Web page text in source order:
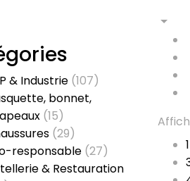
& Industrie (107)
bonnet,
(15)
(29)
responsable (27)
& Restauration